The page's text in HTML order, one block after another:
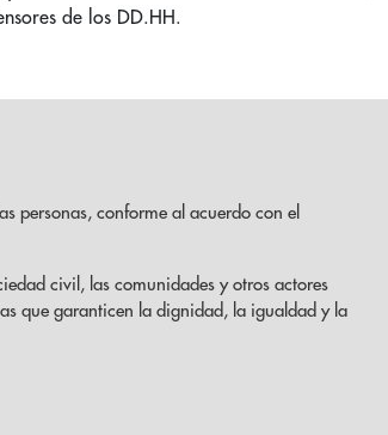
de los DD.HH.
personas, conforme al acuerdo con el
civil, las comunidades y otros actores
que garanticen la dignidad, la igualdad y la